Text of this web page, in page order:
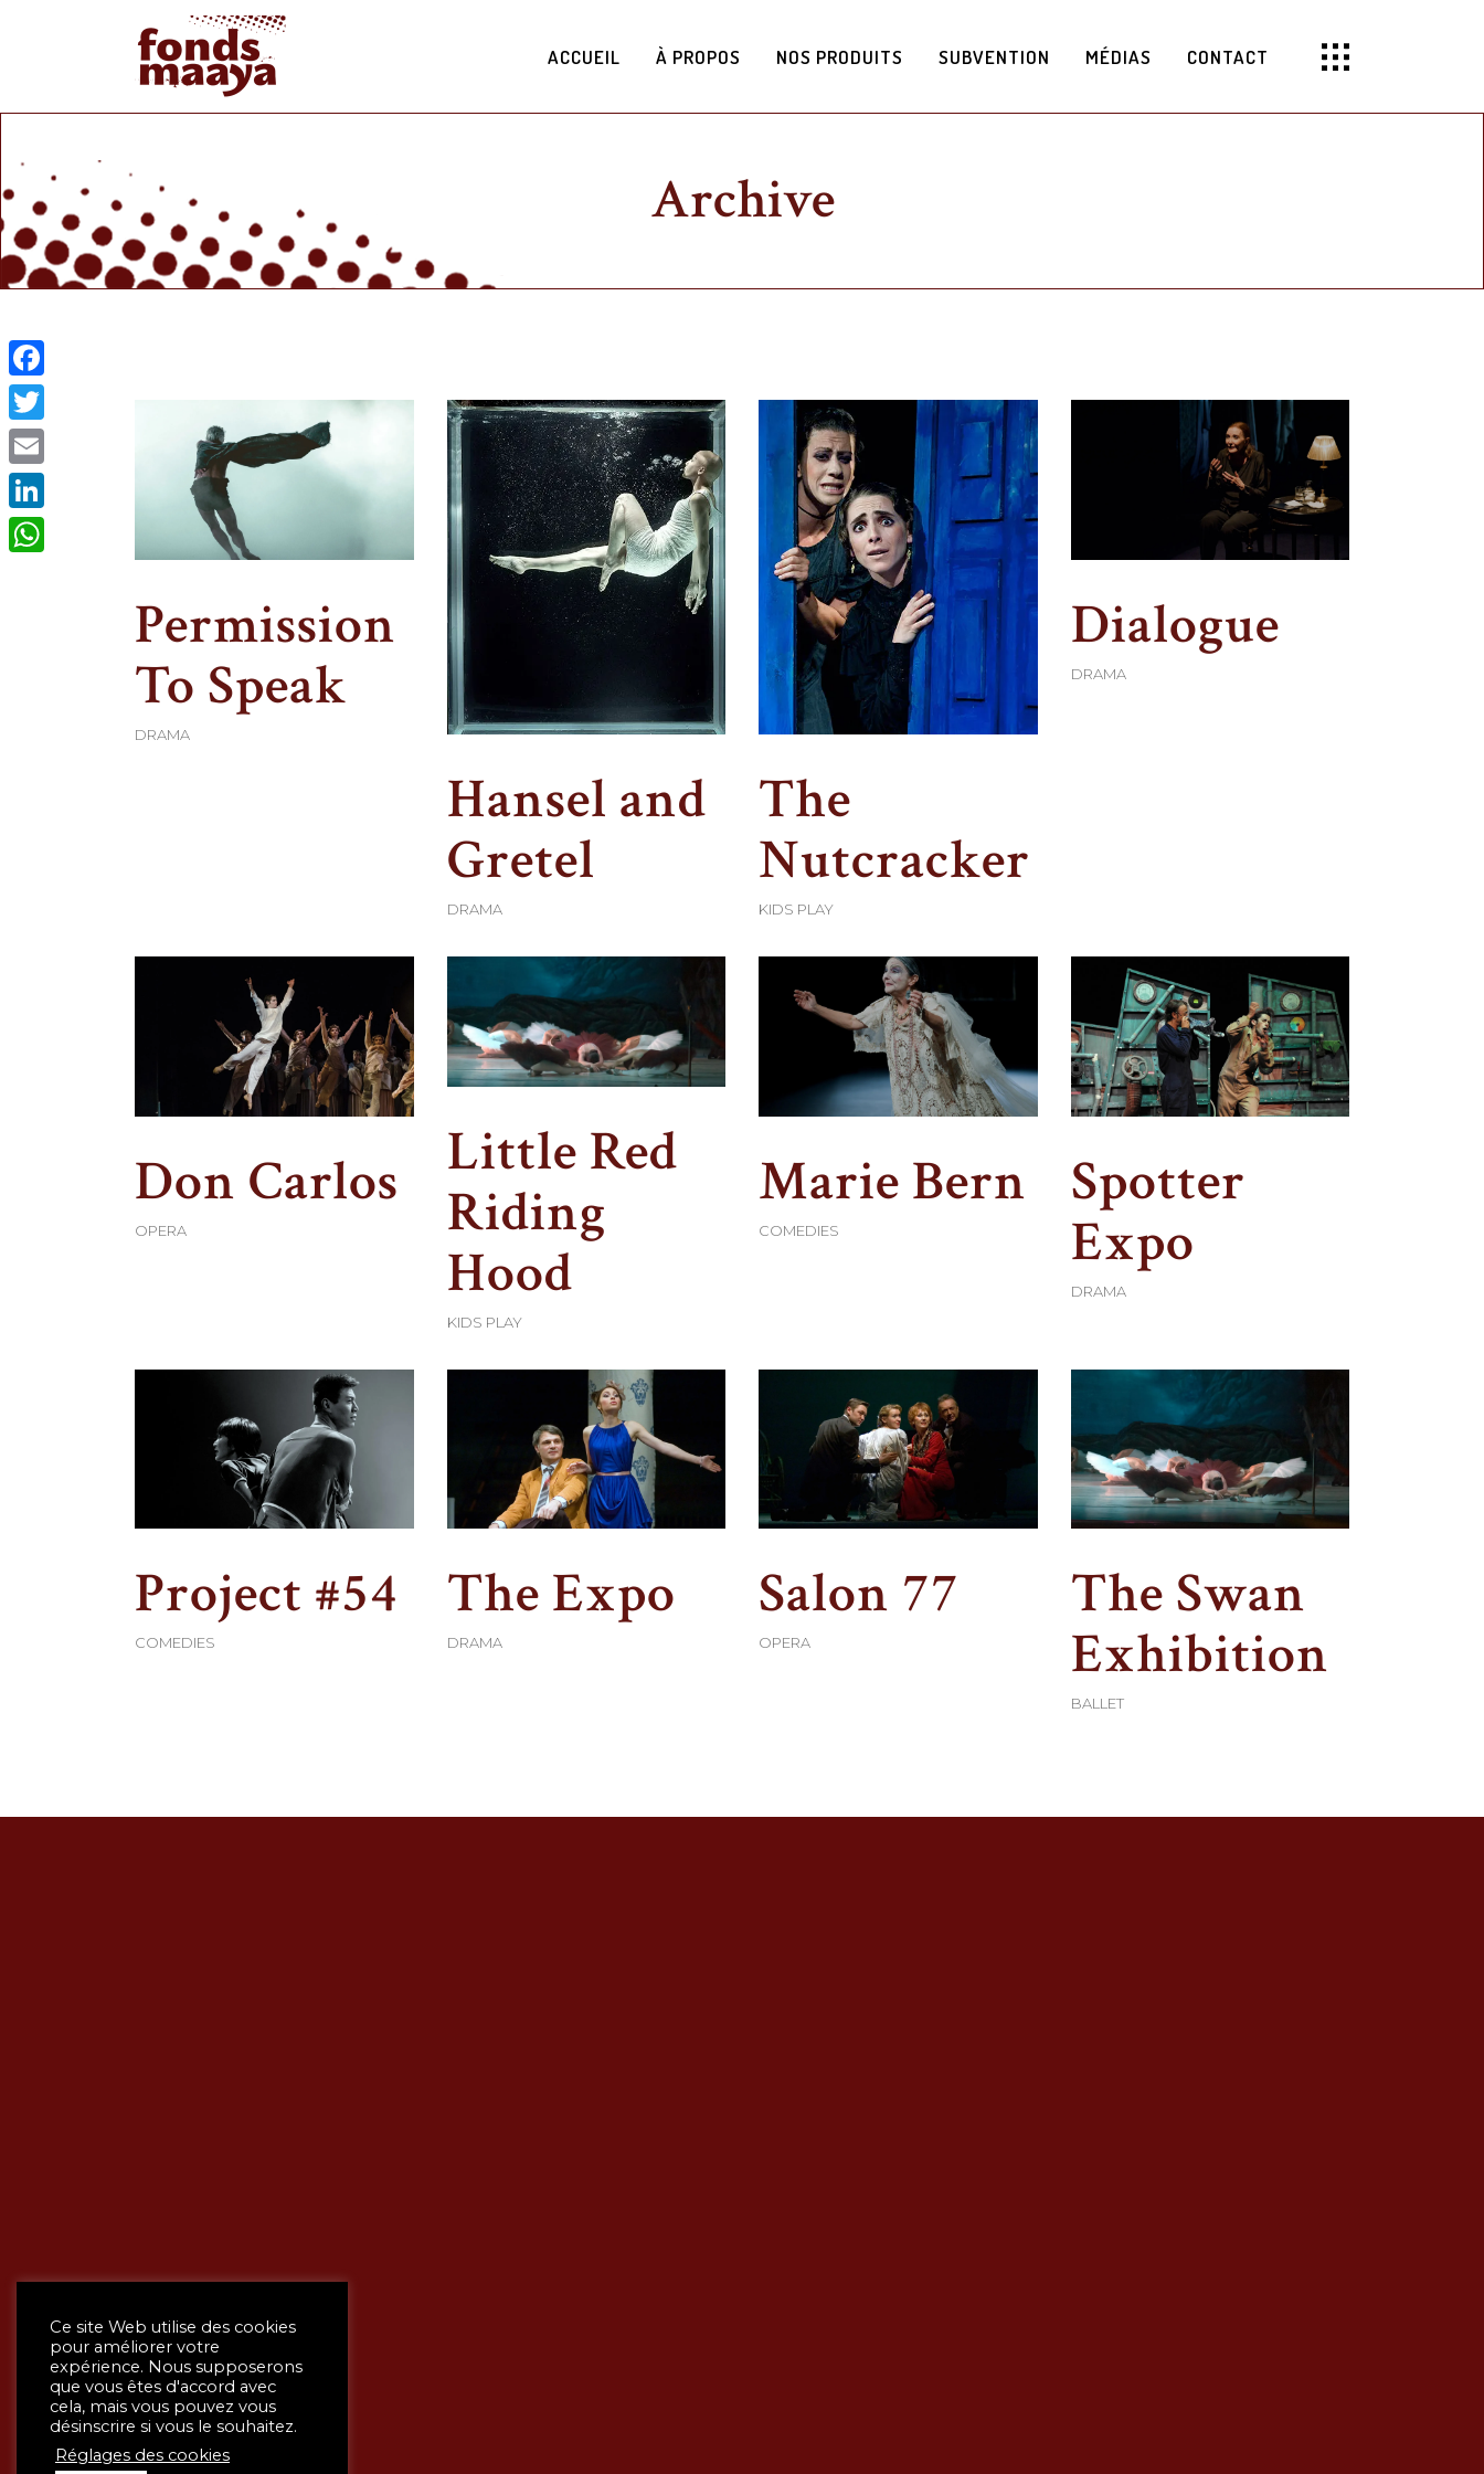
ACCUEIL À PROPOS NOS PRODUITS SUBVENTION MÉDIAS CONTACT
Archive
Permission
To Speak
DRAMA
Hansel and
Gretel
DRAMA
The
Nutcracker
KIDS PLAY
Dialogue
DRAMA
Don Carlos
OPERA
Little Red
Riding
Hood
KIDS PLAY
Marie Bern
COMEDIES
Spotter
Expo
DRAMA
Project #54
COMEDIES
The Expo
DRAMA
Salon 77
OPERA
The Swan
Exhibition
BALLET
Facebook
Twitter
Email
LinkedIn
Ce site Web utilise des cookies
pour améliorer votre
expérience. Nous supposerons
que vous êtes d'accord avec
cela, mais vous pouvez vous
désinscrire si vous le souhaitez.
Réglages des cookies